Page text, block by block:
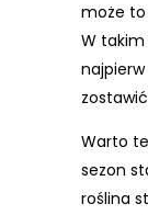
może to
W takim
Warto
sezon
roślina